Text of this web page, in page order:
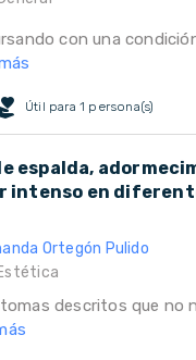
con una
Útil para 1 persona(s)
espalda,
intenso en
Ortegón Pulido
descritos que no